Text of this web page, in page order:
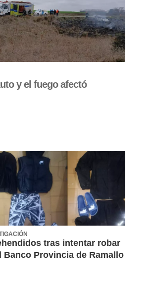
y el fuego afectó
tras intentar robar
Banco Provincia de Ramallo